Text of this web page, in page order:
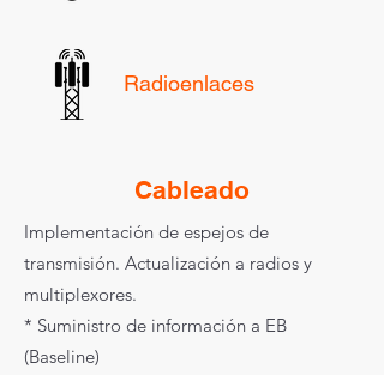
Radioenlaces
Cableado
Implementación de espejos de
transmisión. Actualización a radios y
multiplexores.
* Suministro de información a EB
(Baseline)